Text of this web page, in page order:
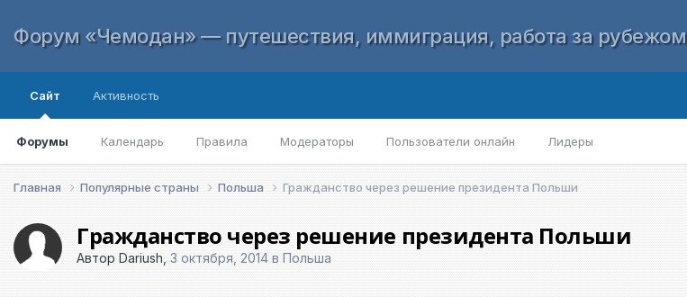
Форум «Чемодан» — путешествия, иммиграция, работа за рубежом
Сайт
Форумы Календарь Правила Модераторы Пользователи онлайн Лидеры
Активность
Главная Популярные страны Польша Гражданство через решение президента Польши
Гражданство через решение президента Польши
Автор Dariush 3 октября, 2014 в Польша